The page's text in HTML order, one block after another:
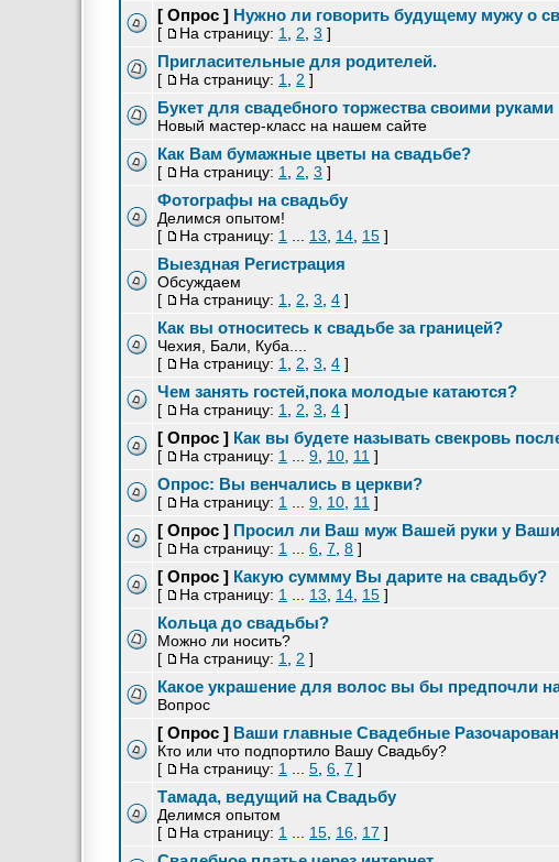
[ Опрос ] Нужно ли говорить будущему мужу о
[ На страницу: 1 2 3 ]
Пригласительные для родителей.
[ На страницу: 1 2 ]
Букет для свадебного торжества своими руками
Новый мастер-класс на нашем сайте
Как Вам бумажные цветы на свадьбе?
[ На страницу: 1 2 3 ]
Фотографы на свадьбу
Делимся опытом!
[
На страницу: 1 13 14 15 ]
Выездная Регистрация
Обсуждаем
[
На страницу: 1 2 3 4 ]
Как вы относитесь к свадьбе за границей?
Чехия, Бали, Куба....
[
На страницу: 1 2 3 4 ]
Чем занять гостей,пока молодые катаются?
[ На страницу: 1 2 3 4 ]
[ Опрос ] Как вы будете называть свекровь
[ На страницу: 1 9 10 11 ]
Опрос: Вы венчались в церкви?
[ На страницу: 1 9 10 11 ]
[ Опрос ] Просил ли Ваш муж Вашей руки у
[ На страницу: 1 6 7 8 ]
[ Опрос ] Какую суммму Вы дарите на свадьбу?
[ На страницу: 1 13 14 15 ]
Кольца до свадьбы?
Можно ли носить?
[
На страницу: 1 2 ]
Какое украшение для волос вы бы предпочли
Вопрос
[ Опрос ] Ваши главные Свадебные
Кто или что подпортило Вашу Свадьбу?
[
На страницу: 1 5 6 7 ]
Тамада, ведущий на Свадьбу
Делимся опытом
[
На страницу: 1 15 16 17 ]